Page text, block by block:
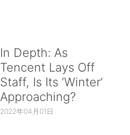
In Depth: As
Tencent Lays Off
Staff, Is Its ‘Winter’
Approaching?
2022年04月01日